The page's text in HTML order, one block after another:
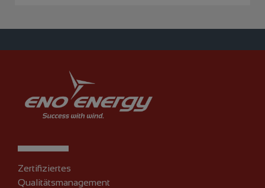
Zertifiziertes
Qualitätsmanagement